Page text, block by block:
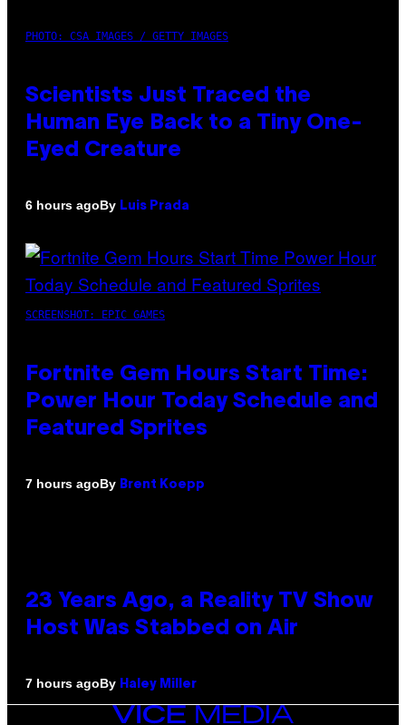
PHOTO: CSA IMAGES / GETTY IMAGES
Scientists Just Traced the
Human Eye Back to a Tiny One-
Eyed Creature
6 hours agoBy Luis Prada
SCREENSHOT: EPIC GAMES
Fortnite Gem Hours Start Time:
Power Hour Today Schedule and
Featured Sprites
7 hours agoBy Brent Koepp
23 Years Ago, a Reality TV Show
Host Was Stabbed on Air
7 hours agoBy Haley Miller
VICE